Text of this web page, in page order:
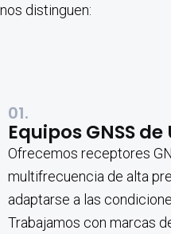
nos distinguen:
01.
Equipos GNSS
Ofrecemos receptores
multifrecuencia de alta
adaptarse a las
Trabajamos con marcas